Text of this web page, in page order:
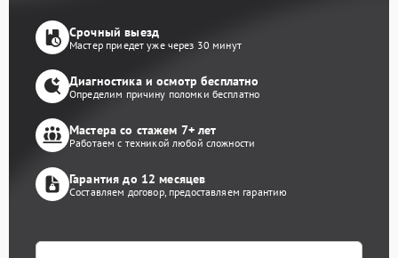
Срочный выезд
Мастер приедет уже через 30 минут
Диагностика и осмотр бесплатно
Определим причину поломки бесплатно
Мастера со стажем 7+ лет
Работаем с техникой любой сложности
Гарантия до 12 месяцев
Составляем договор, предоставляем гарантию